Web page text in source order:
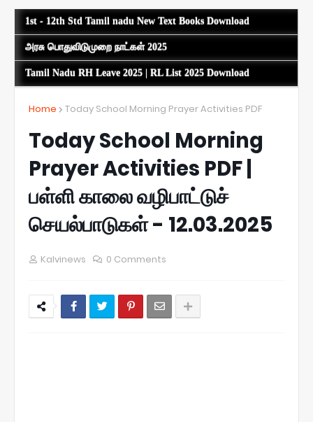
1st - 12th Std Tamil nadu New Text Books Download
அரசு பொதுவிடுமுறை நாட்கள் 2025
Tamil Nadu RH Leave 2025 | RL List 2025 Download
Home Today School Morning Prayer Activities PDF
Today School Morning
Prayer Activities PDF |
பள்ளி காலை வழிபாட்டுச்
செயல்பாடுகள் - 12.03.2025
Kalvinews 0 Comments